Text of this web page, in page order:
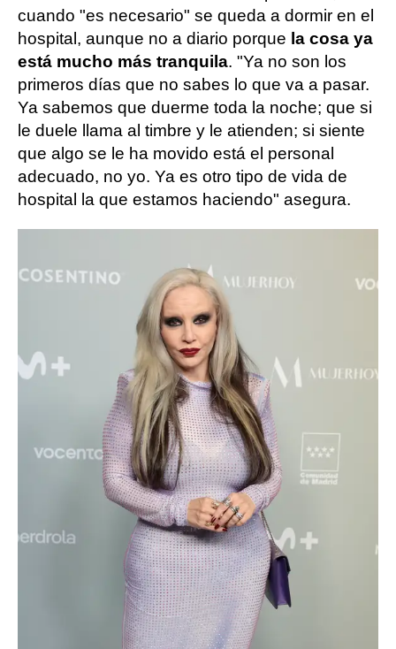
cuando "es necesario" se queda a dormir en el
hospital, aunque no a diario porque la cosa ya
está mucho más tranquila. "Ya no son los
primeros días que no sabes lo que va a pasar.
Ya sabemos que duerme toda la noche; que si
le duele llama al timbre y le atienden; si siente
que algo se le ha movido está el personal
adecuado, no yo. Ya es otro tipo de vida de
hospital la que estamos haciendo" asegura.